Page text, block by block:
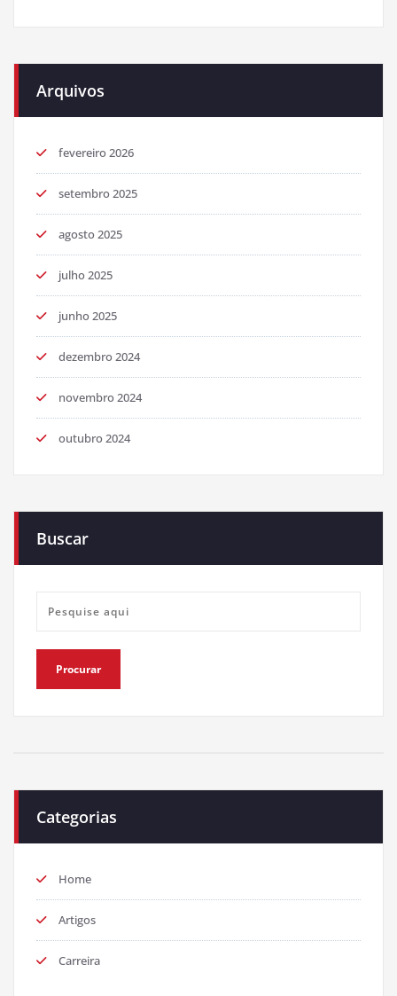
Arquivos
fevereiro 2026
setembro 2025
agosto 2025
julho 2025
junho 2025
dezembro 2024
novembro 2024
outubro 2024
Buscar
Categorias
Home
Artigos
Carreira